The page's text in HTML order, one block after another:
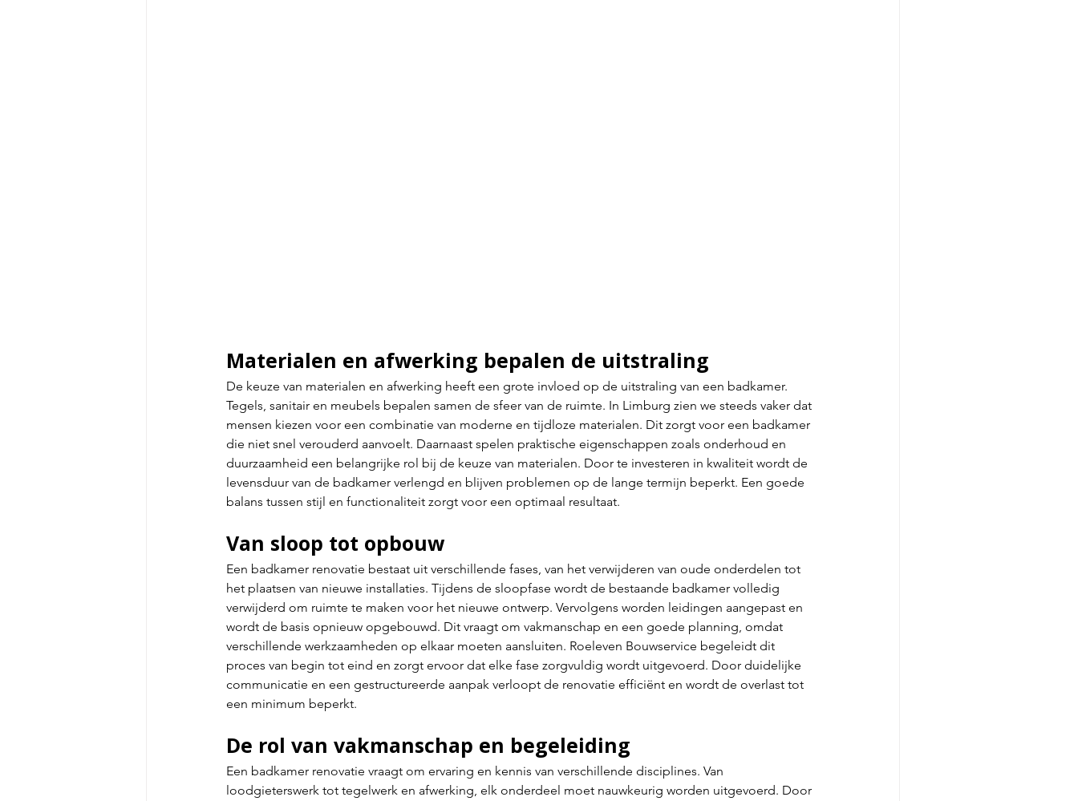
Materialen en afwerking bepalen de uitstraling
De keuze van materialen en afwerking heeft een grote invloed op de uitstraling van een badkamer.
Tegels, sanitair en meubels bepalen samen de sfeer van de ruimte. In Limburg zien we steeds vaker dat
mensen kiezen voor een combinatie van moderne en tijdloze materialen. Dit zorgt voor een badkamer
die niet snel verouderd aanvoelt. Daarnaast spelen praktische eigenschappen zoals onderhoud en
duurzaamheid een belangrijke rol bij de keuze van materialen. Door te investeren in kwaliteit wordt de
levensduur van de badkamer verlengd en blijven problemen op de lange termijn beperkt. Een goede
balans tussen stijl en functionaliteit zorgt voor een optimaal resultaat.
Van sloop tot opbouw
Een badkamer renovatie bestaat uit verschillende fases, van het verwijderen van oude onderdelen tot
het plaatsen van nieuwe installaties. Tijdens de sloopfase wordt de bestaande badkamer volledig
verwijderd om ruimte te maken voor het nieuwe ontwerp. Vervolgens worden leidingen aangepast en
wordt de basis opnieuw opgebouwd. Dit vraagt om vakmanschap en een goede planning, omdat
verschillende werkzaamheden op elkaar moeten aansluiten. Roeleven Bouwservice begeleidt dit
proces van begin tot eind en zorgt ervoor dat elke fase zorgvuldig wordt uitgevoerd. Door duidelijke
communicatie en een gestructureerde aanpak verloopt de renovatie efficiënt en wordt de overlast tot
een minimum beperkt.
De rol van vakmanschap en begeleiding
Een badkamer renovatie vraagt om ervaring en kennis van verschillende disciplines. Van
loodgieterswerk tot tegelwerk en afwerking, elk onderdeel moet nauwkeurig worden uitgevoerd. Door